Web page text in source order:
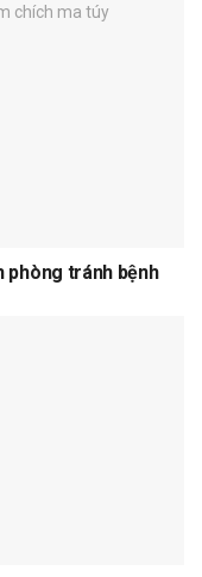
phòng tránh bệnh